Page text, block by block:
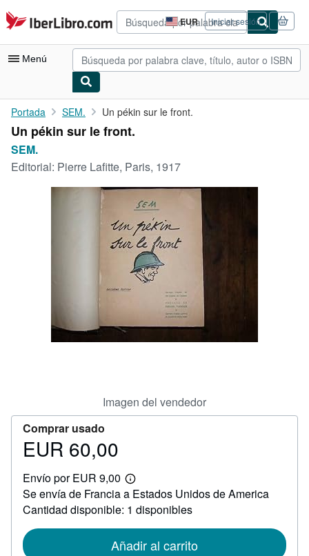
Pasar al contenido principal
IberLibro.com EUR
Preferencias
de
compra
del
Iniciar sesión
Menú
Mi cuenta
Consultar mis pedidos
CERRAR
Portada SEM. Un pékin sur le front.
Un pékin sur le front.
SEM.
Editorial: Pierre Lafitte, Paris, 1917
Imagen del vendedor
Comprar usado
Precio
60,00
EUR 60,00
Envío por EUR 9,00
Más
información
sobre
las
envío
Se envía de Francia a Estados Unidos de America
Cantidad disponible: 1 disponibles
Añadir al carrito